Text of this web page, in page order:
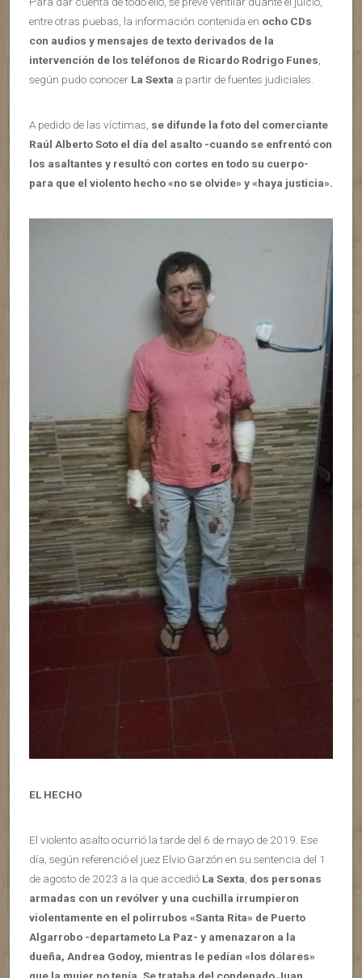
entre otras puebas, la información contenida en ocho CDs
con audios y mensajes de texto derivados de la
intervención de los teléfonos de Ricardo Rodrigo Funes
según pudo conocer La Sexta a partir de fuentes judiciales.
A pedido de las víctimas, se difunde la foto del comerciante
Raúl Alberto Soto el día del asalto -cuando se enfrentó con
los asaltantes y resultó con cortes en todo su cuerpo-
para que el violento hecho «no se olvide» y «haya justicia».
EL HECHO
El violento asalto ocurrió la tarde del 6 de mayo de 2019. Ese
día, según referenció el juez Elvio Garzón en su sentencia del 1
de agosto de 2023 a la que accedió La Sexta, dos personas
armadas con un revólver y una cuchilla irrumpieron
violentamente en el polirrubos «Santa Rita» de Puerto
Algarrobo -departameto La Paz- y amenazaron a la
dueña, Andrea Godoy, mientras le pedían «los dólares»